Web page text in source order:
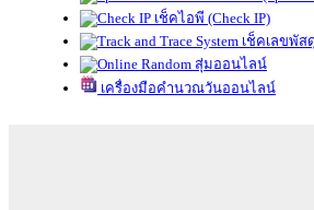
เช็คไอพี (Check IP)
เช็คเลขพัส
สุ่มออนไลน์
เครื่องมือคำนวณวันออนไลน์